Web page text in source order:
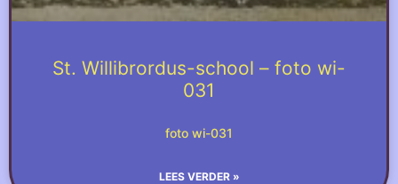
St. Willibrordus-school – foto wi-
031
foto wi-031
LEES VERDER »